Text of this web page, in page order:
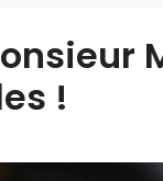
!